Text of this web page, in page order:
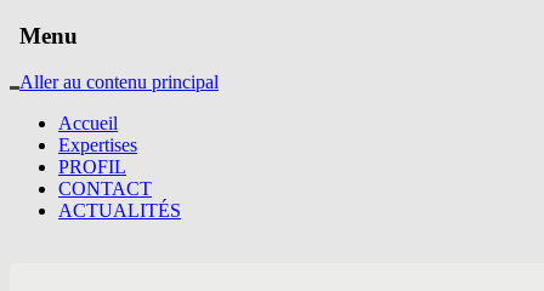
Menu
Aller au contenu principal
Accueil
Expertises
PROFIL
CONTACT
ACTUALITÉS